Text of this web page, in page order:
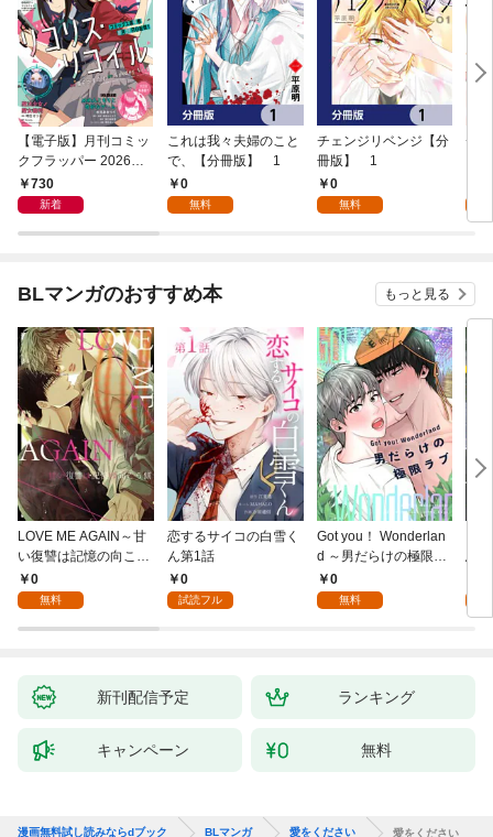
【電子版】月刊コミッ
クフラッパー 2026年9
月号730
新着
これは我々夫婦のこと
で、【分冊版】 1
0
無料
チェンジリベンジ【分
冊版】 1
0
無料
チ
BLマンガのおすすめ本 もっと見る
LOVE ME AGAIN～甘
い復讐は記憶の向こう
側～(1)
0
無料
恋するサイコの白雪く
ん第1話
0
試読フル
Got you！ Wonderlan
d ～男だらけの極限ラ
ブ～(1)
0
無料
鳥
新刊配信予定 ランキング
キャンペーン 無料
漫画無料試し読みならdブック BLマンガ 愛をください 愛をください